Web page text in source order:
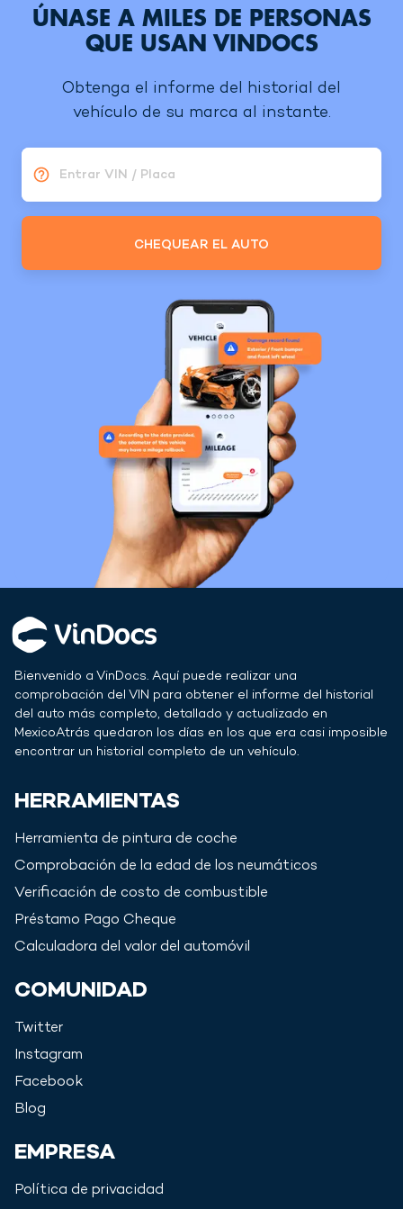
ÚNASE A MILES DE PERSONAS
QUE USAN VINDOCS
Obtenga el informe del historial del
vehículo de su marca al instante.
Entrar VIN / Placa
CHEQUEAR EL AUTO
Bienvenido a VinDocs. Aquí puede realizar una
comprobación del VIN para obtener el informe del historial
del auto más completo, detallado y actualizado en
MexicoAtrás quedaron los días en los que era casi imposible
encontrar un historial completo de un vehículo.
HERRAMIENTAS
Herramienta de pintura de coche
Comprobación de la edad de los neumáticos
Verificación de costo de combustible
Préstamo Pago Cheque
Calculadora del valor del automóvil
COMUNIDAD
Twitter
Instagram
Facebook
Blog
EMPRESA
Política de privacidad